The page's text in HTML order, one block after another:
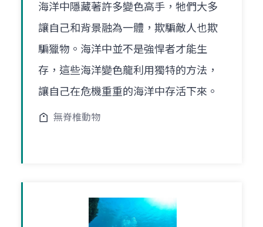
海洋中隱藏著許多變色高手，牠們大多
讓自己和背景融為一體，欺騙敵人也欺
騙獵物。海洋中並不是強悍者才能生
存，這些海洋變色龍利用獨特的方法，
讓自己在危機重重的海洋中存活下來。
無脊椎動物